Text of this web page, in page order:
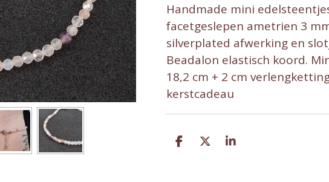
Handmade mini
facetgeslepen ametrien 3
silverplated afwerking en
Beadalon elastisch koord.
18,2 cm + 2 cm
kerstcadeau
D
D
S